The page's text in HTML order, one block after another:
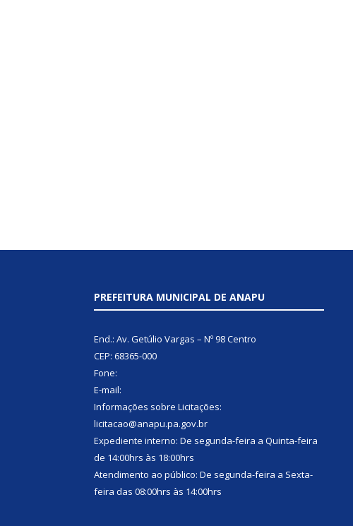
PREFEITURA MUNICIPAL DE ANAPU
End.: Av. Getúlio Vargas – Nº 98 Centro
CEP: 68365-000
Fone:
E-mail:
Informações sobre Licitações:
licitacao@anapu.pa.gov.br
Expediente interno: De segunda-feira a Quinta-feira
de 14:00hrs às 18:00hrs
Atendimento ao público: De segunda-feira a Sexta-
feira das 08:00hrs às 14:00hrs